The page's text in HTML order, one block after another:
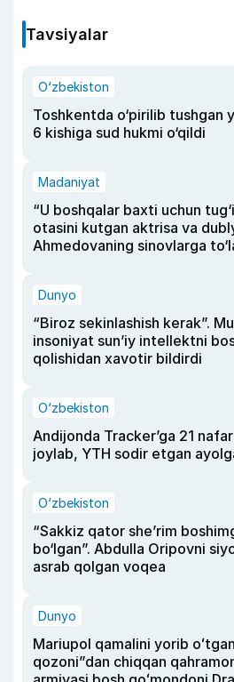
Tavsiyalar
O‘zbekiston
Toshkentda o‘pirilib tushgan
6 kishiga sud hukmi o‘qildi
Madaniyat
“U boshqalar baxti uchun
otasini kutgan aktrisa va
Ahmedovaning sinovlarga
Dunyo
“Biroz sekinlashish kerak”.
insoniyat sun’iy intellektni
qolishidan xavotir bildirdi
O‘zbekiston
Andijonda Tracker’ga 21
joylab, YTH sodir etgan
O‘zbekiston
“Sakkiz qator she’rim
bo‘lgan”. Abdulla Oripovni
asrab qolgan voqea
Dunyo
Mariupol qamalini yorib
qozoni”dan chiqqan